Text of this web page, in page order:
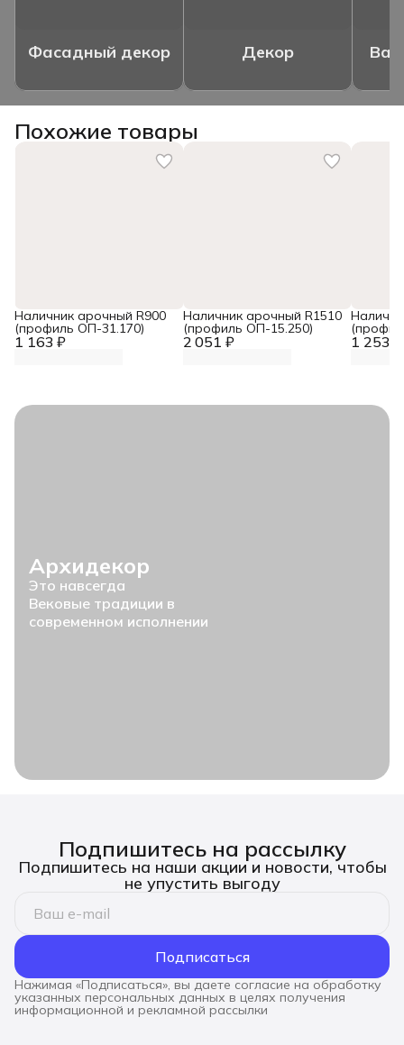
Фасадный декор Декор
Похожие товары
1 163 ₽
Наличник арочный R900
(профиль ОП-31.170)
2 051 ₽
Наличник арочный R1510
(профиль ОП-15.250)
1 253 ₽
Архидекор
Это навсегда
Вековые традиции в
современном исполнении
Подпишитесь на рассылку
Подпишитесь на наши акции и новости, чтобы
не упустить выгоду
Подписаться
Нажимая «Подписаться», вы даете согласие на обработку
указанных персональных данных в целях получения
информационной и рекламной рассылки